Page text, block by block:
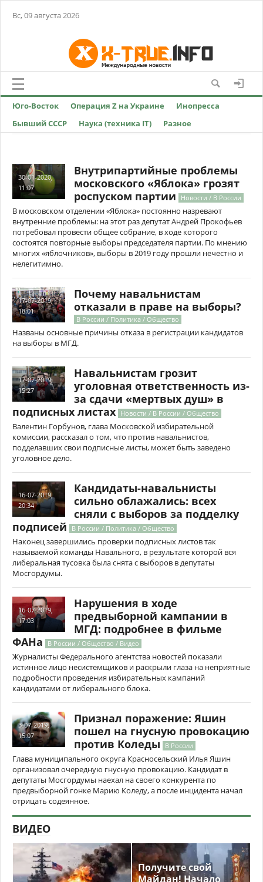
Вс, 09 августа 2026
Юго-Восток Операция Z на Украине
Инопресса
Бывший СССР
Наука (техника IT) Разное
30-01-2020,
11:07
Внутрипартийные проблемы
московского «Яблока» грозят
роспуском партии
Новости / В России
В московском отделении «Яблока» постоянно назревают
внутренние проблемы: на этот раз депутат Андрей Прокофьев
потребовал провести общее собрание, в ходе которого
состоятся повторные выборы председателя партии. По мнению
многих «яблочников», выборы в 2019 году прошли нечестно и
нелегитимно.
17-07-2019,
18:01
Почему навальнистам
отказали в праве на выборы?
В России / Политика / Общество
Названы основные причины отказа в регистрации кандидатов
на выборы в МГД.
17-07-2019,
15:27
Навальнистам грозит
уголовная ответственность из-
за сдачи «мертвых душ» в
подписных листах Новости / В России / Общество
Валентин Горбунов, глава Московской избирательной
комиссии, рассказал о том, что против навальнистов,
подделавших свои подписные листы, может быть заведено
уголовное дело.
16-07-2019,
20:34
Кандидаты-навальнисты
сильно облажались: всех
сняли с выборов за подделку
подписей
В России / Политика / Общество
Наконец завершились проверки подписных листов так
называемой команды Навального, в результате которой вся
либеральная тусовка была снята с выборов в депутаты
Мосгордумы.
16-07-2019,
17:03
Нарушения в ходе
предвыборной кампании в
МГД: подробнее в фильме
ФАНа
В России / Общество / Видео
Журналисты Федерального агентства новостей показали
истинное лицо несистемщиков и раскрыли глаза на неприятные
подробности проведения избирательных кампаний
кандидатами от либерального блока.
3-07-2019,
15:07
Признал поражение: Яшин
пошел на гнусную провокацию
против Коледы
В России
Глава муниципального округа Красносельский Илья Яшин
организовал очередную гнусную провокацию. Кандидат в
депутаты Мосгордумы наехал на своего конкурента по
предвыборной гонке Марию Коледу, а после инцидента начал
отрицать содеянное.
ВИДЕО
Получите свой
Майдан! Начало